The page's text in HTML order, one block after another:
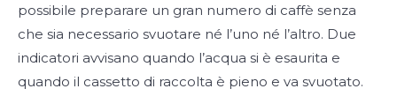
possibile preparare un gran numero di caffè senza
che sia necessario svuotare né l’uno né l’altro. Due
indicatori avvisano quando l’acqua si è esaurita e
quando il cassetto di raccolta è pieno e va svuotato.